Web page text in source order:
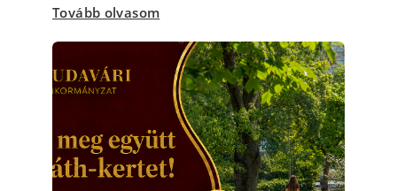
Tovább olvasom